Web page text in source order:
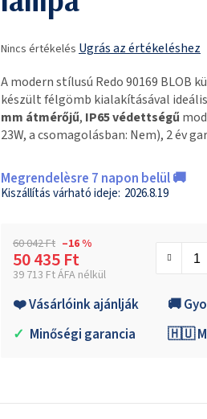
termék
értékelése
5-
ből
0,0
Nincs értékelés Ugrás az értékeléshez
A modern stílusú Redo 90169 BLOB
készült félgömb kialakításával
mm átmérőjű, IP65 védettségű
23W, a csomagolásban: Nem), 2 év
Megrendelèsre 7 napon belül 🚚
2026.8.19
60 042 Ft –16 %
50 435 Ft
39 713 Ft ÁFA nélkül
❤️ Vásárlóink ajánlják
🚚
✓ Minőségi garancia 🇭🇺